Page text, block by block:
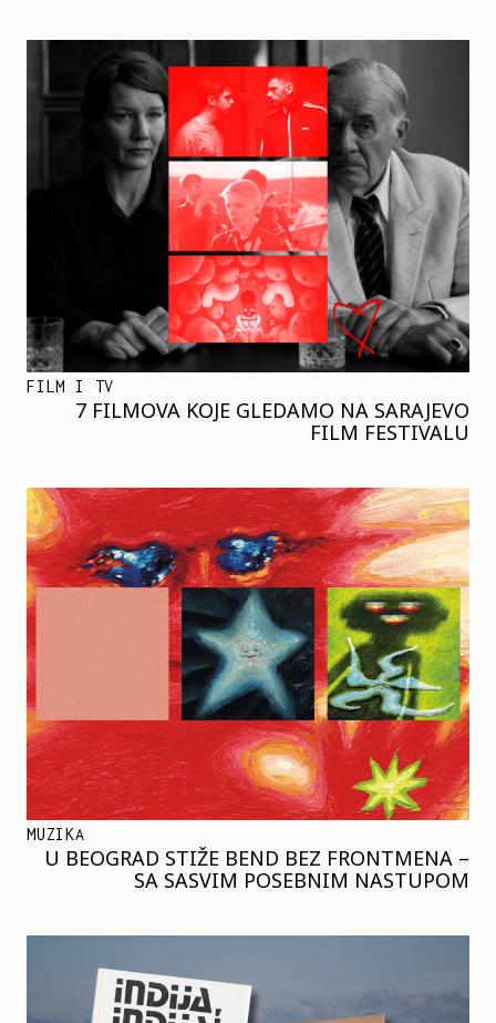
FILM I TV
7 FILMOVA KOJE GLEDAMO NA SARAJEVO
FILM FESTIVALU
MUZIKA
U BEOGRAD STIŽE BEND BEZ FRONTMENA –
SA SASVIM POSEBNIM NASTUPOM